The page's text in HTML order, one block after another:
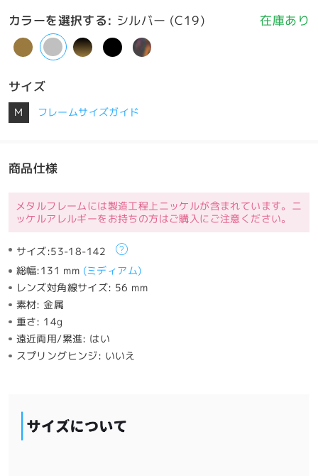
カラーを選択する: シルバー (C19) 在庫あり
サイズ
M フレームサイズガイド
商品仕様
メタルフレームには製造工程上ニッケルが含まれています。ニ
ッケルアレルギーをお持ちの方はご購入にご注意ください。
サイズ:53-18-142
総幅:131 mm (ミディアム)
レンズ対角線サイズ: 56 mm
素材:金属
重さ: 14g
遠近両用/累進: はい
スプリングヒンジ: いいえ